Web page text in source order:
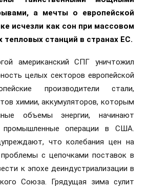
а мечты о европейской
исчезли как сон при массовом
тепловых станций в странах ЕС.
американский СПГ уничтожил
целых секторов европейской
производители стали,
химии, аккумуляторов, которым
объемы энергии, начинают
промышленные операции в США.
что колебания цен на
проблемы с цепочками поставок в
к эпохе деиндустриализации в
Союза. Грядущая зима сулит